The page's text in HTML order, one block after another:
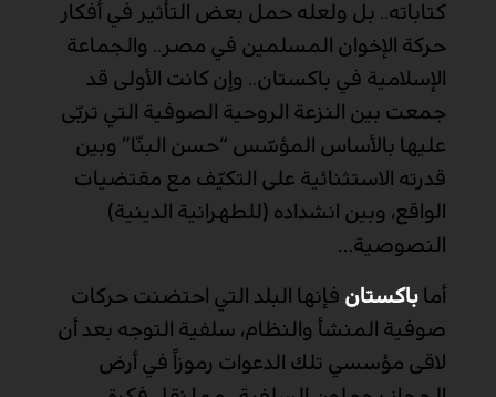
كتاباته.. بل ولعله حمل بعض التأثير في أفكار
حركة الإخوان المسلمين في مصر.. والجماعة
الإسلامية في باكستان.. وإن كانت الأولى قد
جمعت بين النزعة الروحية الصوفية التي تربّى
عليها بالأساس المؤسّس “حسن البنّا” وبين
قدرته الاستثنائية على التكيّف مع مقتضيات
الواقع، وبين انشداده (للطهرانية الدينية)
النصوصية…
أما باكستان فإنها البلد التي احتضنت حركات
صوفية المنشأ والنظام، سلفية التوجه بعد أن
لاقى مؤسسي تلك الدعوات رموزاً في أرض